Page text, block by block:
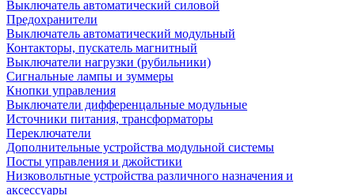
Выключатель автоматический силовой
Предохранители
Выключатель автоматический модульный
Контакторы, пускатель магнитный
Выключатели нагрузки (рубильники)
Сигнальные лампы и зуммеры
Кнопки управления
Выключатели дифференцальные модульные
Источники питания, трансформаторы
Переключатели
Дополнительные устройства модульной системы
Посты управления и джойстики
Низковольтные устройства различного назначения и
аксессуары